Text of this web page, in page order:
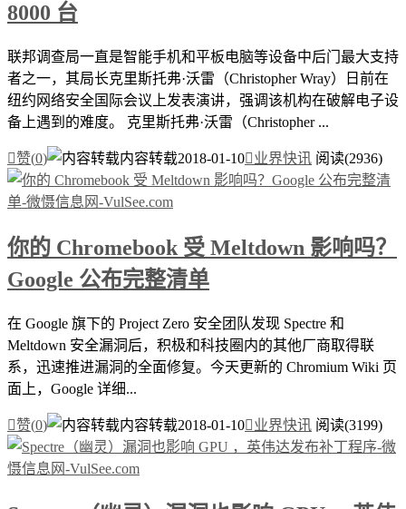
8000 台
联邦调查局一直是智能手机和平板电脑等设备中后门最大支持
者之一，其局长克里斯托弗·沃雷（Christopher Wray）日前在
纽约网络安全国际会议上发表演讲，强调该机构在破解电子设
备上遇到的难度。 克里斯托弗·沃雷（Christopher ...
赞(0) 内容转载2018-01-10业界快讯 阅读(2936)
你的 Chromebook 受 Meltdown 影响吗？
Google 公布完整清单
在 Google 旗下的 Project Zero 安全团队发现 Spectre 和
Meltdown 安全漏洞后，积极和科技圈内的其他厂商取得联
系，迅速推进漏洞的全面修复。今天更新的 Chromium Wiki 页
面上，Google 详细...
赞(0) 内容转载2018-01-10业界快讯 阅读(3199)